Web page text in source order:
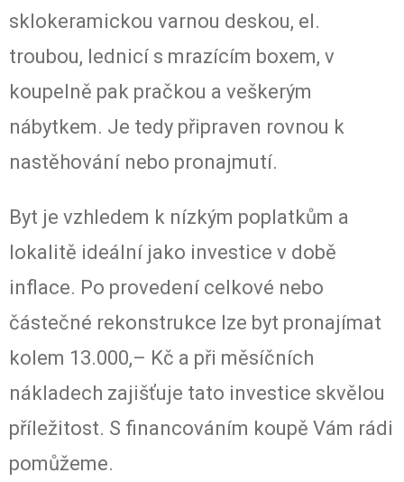
sklokeramickou varnou deskou, el.
troubou, lednicí s mrazícím boxem, v
koupelně pak pračkou a veškerým
nábytkem. Je tedy připraven rovnou k
nastěhování nebo pronajmutí.
Byt je vzhledem k nízkým poplatkům a
lokalitě ideální jako investice v době
inflace. Po provedení celkové nebo
částečné rekonstrukce lze byt pronajímat
kolem 13.000,– Kč a při měsíčních
nákladech zajišťuje tato investice skvělou
příležitost. S financováním koupě Vám rádi
pomůžeme.